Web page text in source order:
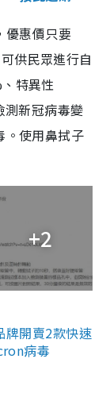
優惠價只要
供民眾進行自
特異性
新冠病毒變
使用鼻拭子
+2
牌開賣2款快速
病毒